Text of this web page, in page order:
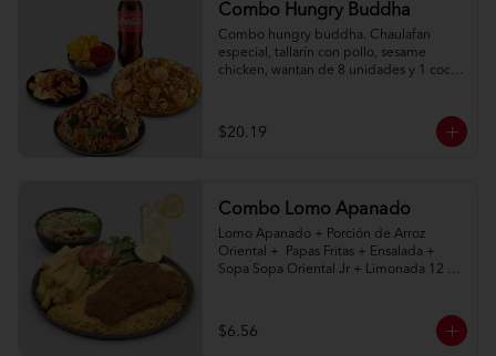
Combo Hungry Buddha
Combo hungry buddha. Chaulafan
especial, tallarín con pollo, sesame
chicken, wantan de 8 unidades y 1 coca
$20.19
Combo Lomo Apanado
Lomo Apanado + Porción de Arroz
Oriental +  Papas Fritas + Ensalada +
Sopa Sopa Oriental Jr + Limonada 12
$6.56